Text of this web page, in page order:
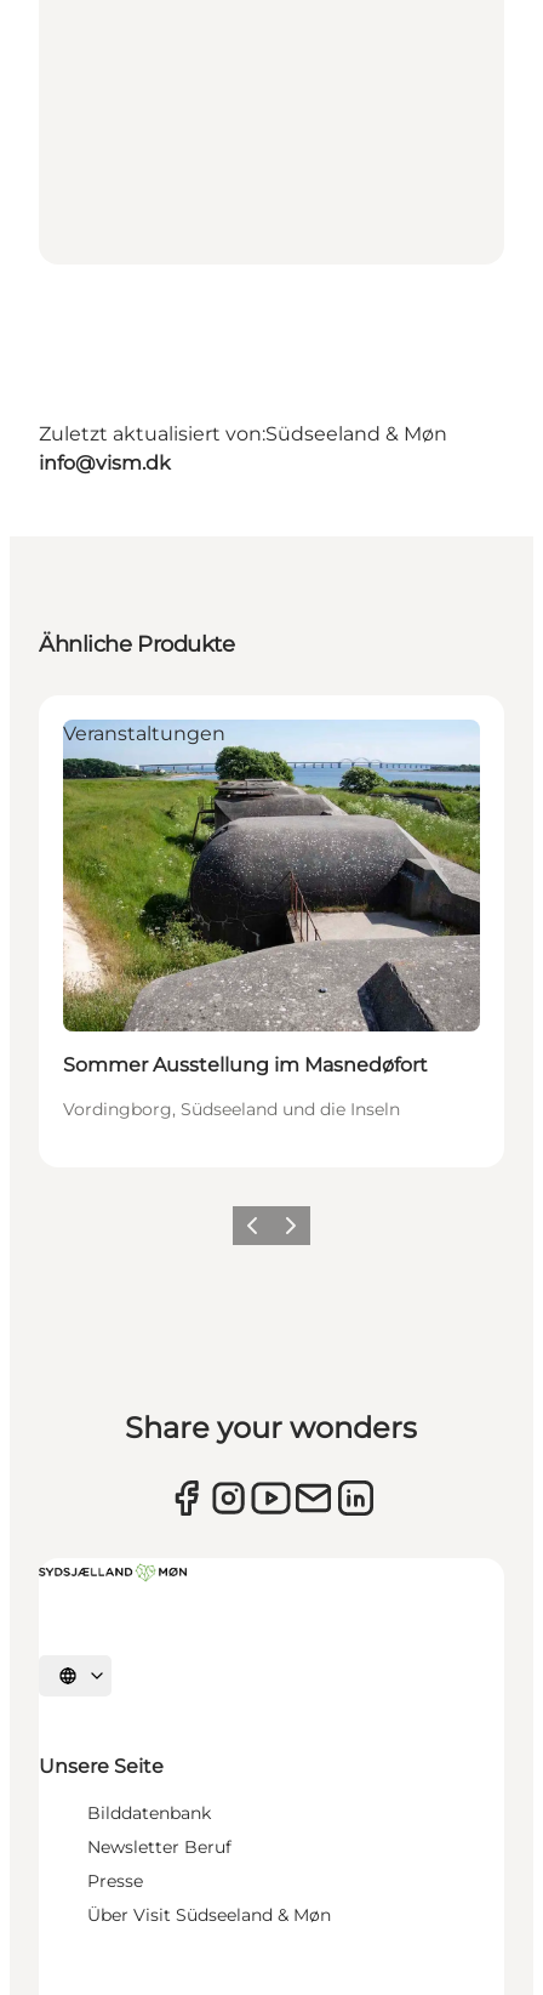
Zuletzt aktualisiert von:Südseeland & Møn
info@vism.dk
Ähnliche Produkte
Veranstaltungen
Sommer Ausstellung im Masnedøfort
Vordingborg, Südseeland und die Inseln
ZurückWeiter
Share your wonders
Sprache auswählen
Unsere Seite
Bilddatenbank
Newsletter Beruf
Presse
Über Visit Südseeland & Møn